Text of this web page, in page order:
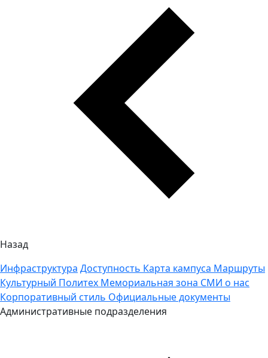
Назад
Инфраструктура Доступность Карта кампуса Маршруты
Культурный Политех Мемориальная зона СМИ о нас
Корпоративный стиль Официальные документы
Административные подразделения